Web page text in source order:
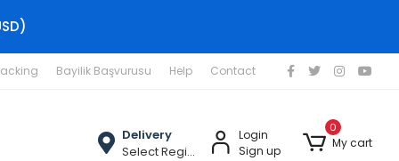
Bayilik Başvurusu Help Contact
Delivery
Select Region
Login
Sign up
0
My cart